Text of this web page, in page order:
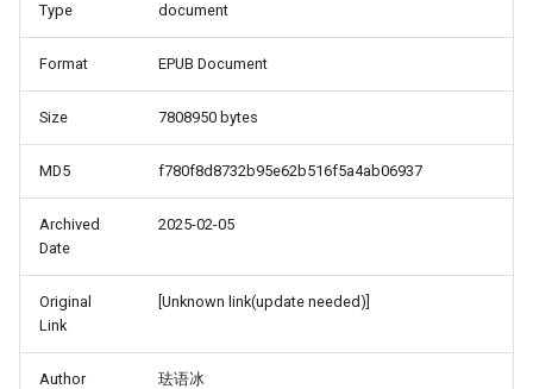
Type document
Format EPUB Document
Size 7808950 bytes
MD5 f780f8d8732b95e62b516f5a4ab06937
Archived
Date
2025-02-05
Original
Link
[Unknown link(update needed)]
Author 珐语冰